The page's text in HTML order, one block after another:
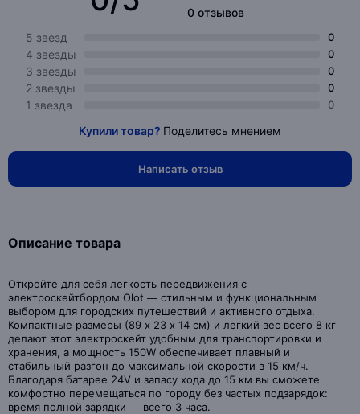
0 отзывов
5 звезд
0
4 звезды 0
3 звезды 0
2 звезды 0
1 звезда 0
Купили товар? Поделитесь мнением
Написать отзыв
Описание товара
Откройте для себя легкость передвижения с
электроскейтбордом Olot — стильным и функциональным
выбором для городских путешествий и активного отдыха.
Компактные размеры (89 х 23 х 14 см) и легкий вес всего 8 кг
делают этот электроскейт удобным для транспортировки и
хранения, а мощность 150W обеспечивает плавный и
стабильный разгон до максимальной скорости в 15 км/ч.
Благодаря батарее 24V и запасу хода до 15 км вы сможете
комфортно перемещаться по городу без частых подзарядок:
время полной зарядки — всего 3 часа.